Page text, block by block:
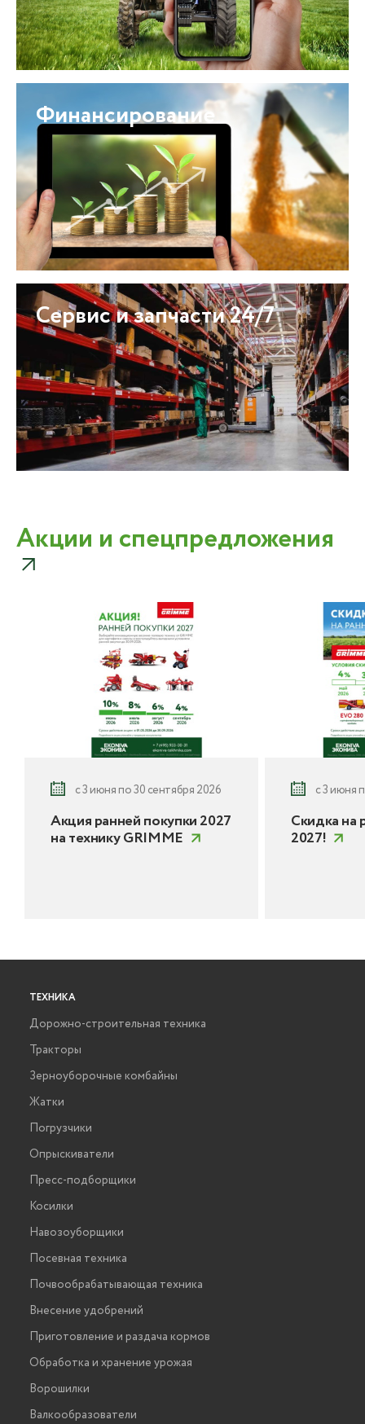
Финансирование
Сервис и запчасти 24/7
Акции и спецпредложения
с 3 июня по 30 сентября 2026
Акция ранней покупки 2027
на технику GRIMME
с 3 июня
Скидка на
2027!
ТЕХНИКА
Дорожно-строительная техника
Тракторы
Зерноуборочные комбайны
Жатки
Погрузчики
Опрыскиватели
Пресс-подборщики
Косилки
Навозоуборщики
Посевная техника
Почвообрабатывающая техника
Внесение удобрений
Приготовление и раздача кормов
Обработка и хранение урожая
Ворошилки
Валкообразователи